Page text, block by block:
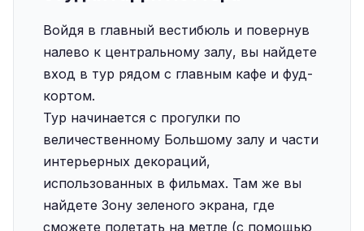
Войдя в главный вестибюль и повернув
налево к центральному залу, вы найдете
вход в тур рядом с главным кафе и фуд-
кортом.
Тур начинается с прогулки по
величественному Большому залу и части
интерьерных декораций,
использованных в фильмах. Там же вы
найдете Зону зеленого экрана, где
сможете полетать на метле (с помощью